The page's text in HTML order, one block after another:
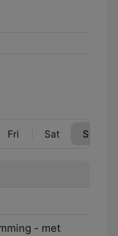
Fri Sat Sun
- met